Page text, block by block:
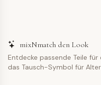
mixNmatch den Look
Entdecke passende Teile
das Tausch-Symbol für